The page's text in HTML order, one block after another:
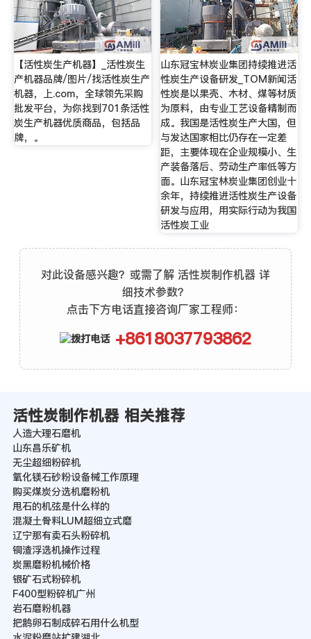
【活性炭生产机器】_活性炭生
产机器品牌/图片/找活性炭生产
机器，上.com，全球领先采购
批发平台，为你找到701条活性
炭生产机器优质商品，包括品
牌，。
山东冠宝林炭业集团持续推进活
性炭生产设备研发_TOM新闻活
性炭是以果壳、木材、煤等材质
为原料，由专业工艺设备精制而
成。我国是活性炭生产大国，但
与发达国家相比仍存在一定差
距，主要体现在企业规模小、生
产装备落后、劳动生产率低等方
面。山东冠宝林炭业集团创业十
余年，持续推进活性炭生产设备
研发与应用，用实际行动为我国
活性炭工业
对此设备感兴趣？或需了解 活性炭制作机器 详
细技术参数？
点击下方电话直接咨询厂家工程师：
+8618037793862
活性炭制作机器 相关推荐
人造大理石磨机
山东昌乐矿机
无尘超细粉碎机
氧化镁石砂粉设备械工作原理
购买煤炭分选机磨粉机
甩石的机弦是什么样的
混凝土骨料LUM超细立式磨
辽宁那有卖石头粉碎机
铜渣浮选机操作过程
炭黑磨粉机械价格
银矿石式粉碎机
F400型粉碎机广州
岩石磨粉机器
把鹅卵石制成碎石用什么机型